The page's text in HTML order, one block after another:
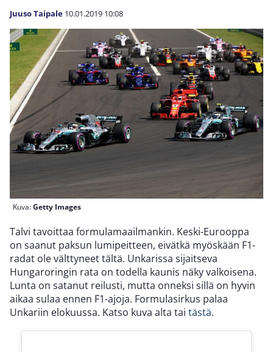
Juuso Taipale 10.01.2019 10:08
Kuva:Getty Images
Talvi tavoittaa formulamaailmankin. Keski-Eurooppa
on saanut paksun lumipeitteen, eivätkä myöskään F1-
radat ole välttyneet tältä. Unkarissa sijaitseva
Hungaroringin rata on todella kaunis näky valkoisena.
Lunta on satanut reilusti, mutta onneksi sillä on hyvin
aikaa sulaa ennen F1-ajoja. Formulasirkus palaa
Unkariin elokuussa. Katso kuva alta tai tästä.